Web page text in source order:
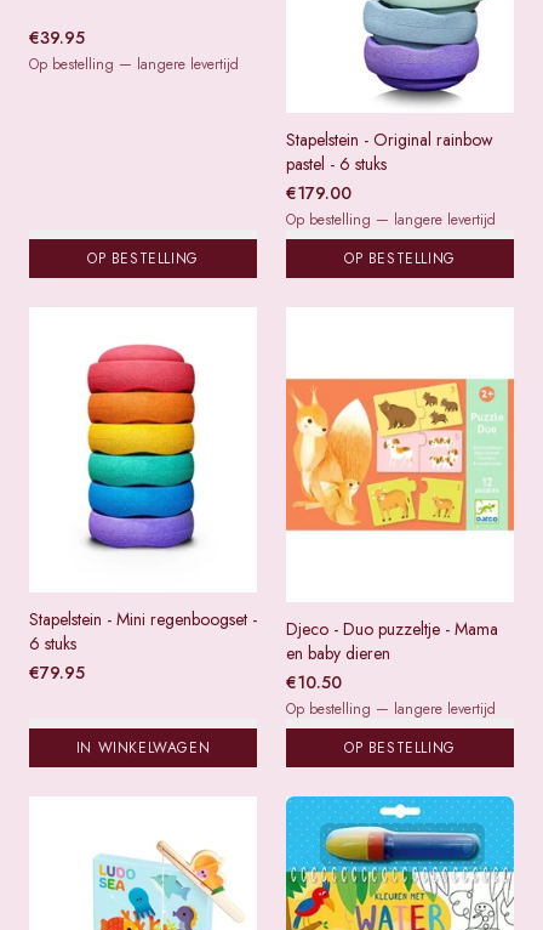
€39.95
Op bestelling — langere levertijd
OP BESTELLING
Stapelstein - Original rainbow
pastel - 6 stuks
€179.00
Op bestelling — langere levertijd
OP BESTELLING
Stapelstein - Mini regenboogset -
6 stuks
€79.95
IN WINKELWAGEN
Djeco - Duo puzzeltje - Mama
en baby dieren
€10.50
Op bestelling — langere levertijd
OP BESTELLING